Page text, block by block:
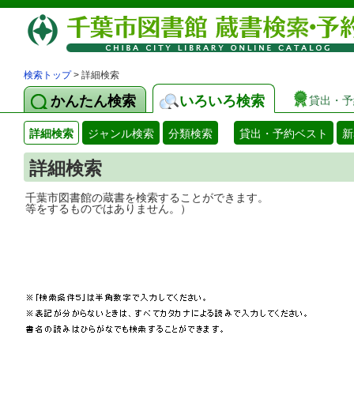
検索トップ> 詳細検索
かんたん検索 いろいろ検索 貸出・
詳細検索 ジャンル検索 分類検索 貸出・予約ベスト
詳細検索
千葉市図書館の蔵書を検索することがで
等をするものではありません。）